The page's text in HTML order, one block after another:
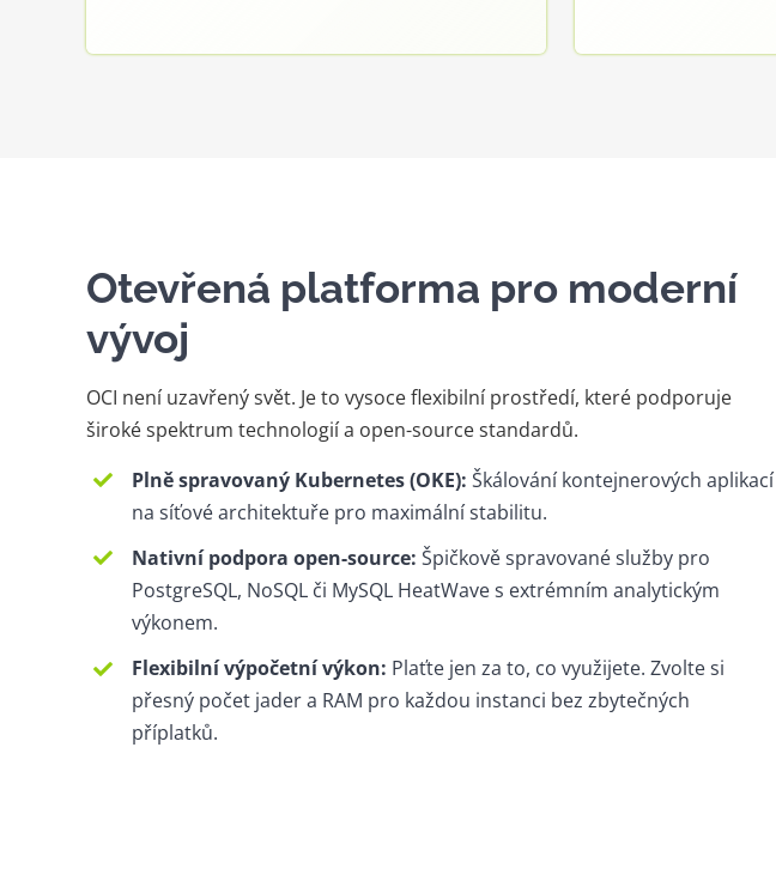
Otevřená platforma pro moderní
vývoj
OCI není uzavřený svět. Je to vysoce flexibilní prostředí, které podporuje
široké spektrum technologií a open-source standardů.
Plně spravovaný Kubernetes (OKE): Škálování kontejnerových aplikací
na síťové architektuře pro maximální stabilitu.
Nativní podpora open-source: Špičkově spravované služby pro
PostgreSQL, NoSQL či MySQL HeatWave s extrémním analytickým
výkonem.
Flexibilní výpočetní výkon: Plaťte jen za to, co využijete. Zvolte si
přesný počet jader a RAM pro každou instanci bez zbytečných
příplatků.